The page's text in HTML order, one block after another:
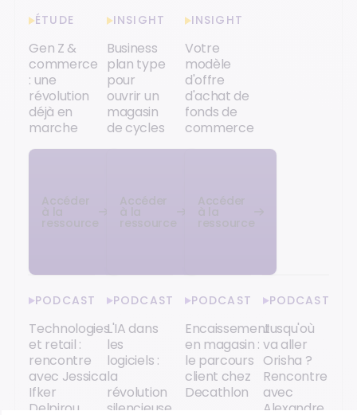
ÉTUDE
Gen Z &
commerce
: une
révolution
déjà en
marche
Accéder
à la
ressource
INSIGHT
Business
plan type
pour
ouvrir un
magasin
de cycles
Accéder
à la
ressource
INSIGHT
Votre
modèle
d'offre
d'achat de
fonds de
commerce
Accéder
à la
ressource
PODCAST
Technologies
et retail :
rencontre
avec Jessica
Ifker
Delpirou
PODCAST
L'IA dans
les
logiciels :
la
révolution
silencieuse
PODCAST
Encaissement
en magasin :
le parcours
client chez
Decathlon
PODCAST
Jusqu'où
va aller
Orisha ?
Rencontre
avec
Alexandre